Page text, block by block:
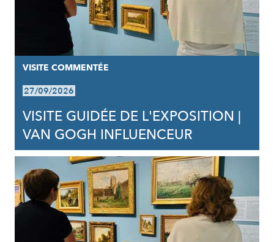
VISITE COMMENTÉE
27/09/2026
VISITE GUIDÉE DE L'EXPOSITION |
VAN GOGH INFLUENCEUR